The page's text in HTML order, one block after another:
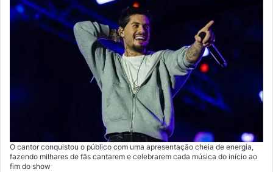
O cantor conquistou o público com uma apresentação cheia de energia,
fazendo milhares de fãs cantarem e celebrarem cada música do início ao
fim do show